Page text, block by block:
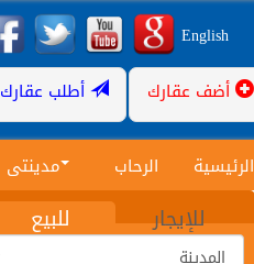
English
أضف عقارك أطلب عقارك
الرئيسية الرحاب مدينتى
للبيع للإيجار